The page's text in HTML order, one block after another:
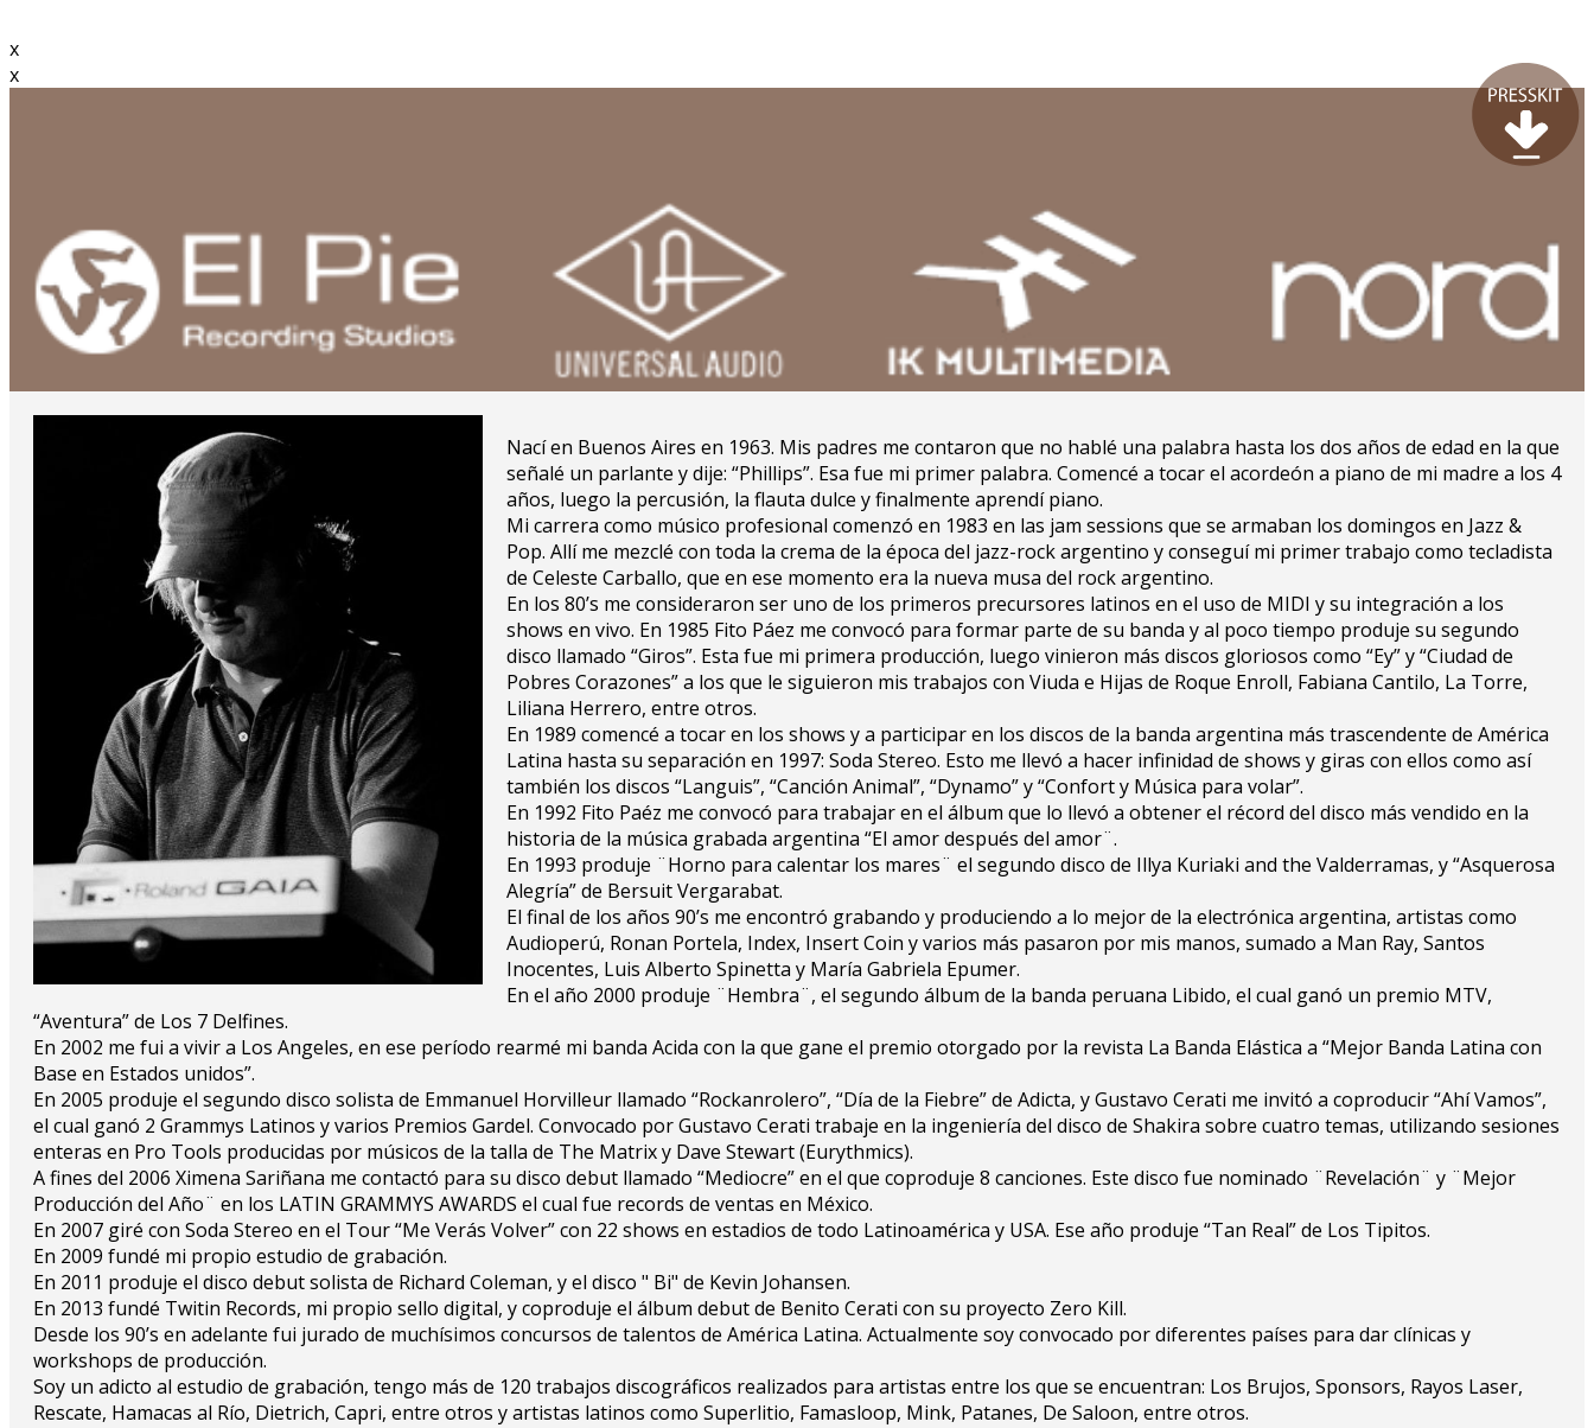
x
x
Nací en Buenos Aires en 1963. Mis padres me contaron que no hablé una palabra hasta los dos años de edad en la que
señalé un parlante y dije: “Phillips”. Esa fue mi primer palabra. Comencé a tocar el acordeón a piano de mi madre a los 4
años, luego la percusión, la flauta dulce y finalmente aprendí piano.
Mi carrera como músico profesional comenzó en 1983 en las jam sessions que se armaban los domingos en Jazz &
Pop. Allí me mezclé con toda la crema de la época del jazz-rock argentino y conseguí mi primer trabajo como tecladista
de Celeste Carballo, que en ese momento era la nueva musa del rock argentino.
En los 80’s me consideraron ser uno de los primeros precursores latinos en el uso de MIDI y su integración a los
shows en vivo. En 1985 Fito Páez me convocó para formar parte de su banda y al poco tiempo produje su segundo
disco llamado “Giros”. Esta fue mi primera producción, luego vinieron más discos gloriosos como “Ey” y “Ciudad de
Pobres Corazones” a los que le siguieron mis trabajos con Viuda e Hijas de Roque Enroll, Fabiana Cantilo, La Torre,
Liliana Herrero, entre otros.
En 1989 comencé a tocar en los shows y a participar en los discos de la banda argentina más trascendente de América
Latina hasta su separación en 1997: Soda Stereo. Esto me llevó a hacer infinidad de shows y giras con ellos como así
también los discos “Languis”, “Canción Animal”, “Dynamo” y “Confort y Música para volar”.
En 1992 Fito Paéz me convocó para trabajar en el álbum que lo llevó a obtener el récord del disco más vendido en la
historia de la música grabada argentina “El amor después del amor¨.
En 1993 produje ¨Horno para calentar los mares¨ el segundo disco de Illya Kuriaki and the Valderramas, y “Asquerosa
Alegría” de Bersuit Vergarabat.
El final de los años 90’s me encontró grabando y produciendo a lo mejor de la electrónica argentina, artistas como
Audioperú, Ronan Portela, Index, Insert Coin y varios más pasaron por mis manos, sumado a Man Ray, Santos
Inocentes, Luis Alberto Spinetta y María Gabriela Epumer.
En el año 2000 produje ¨Hembra¨, el segundo álbum de la banda peruana Libido, el cual ganó un premio MTV,
“Aventura” de Los 7 Delfines.
En 2002 me fui a vivir a Los Angeles, en ese período rearmé mi banda Acida con la que gane el premio otorgado por la revista La Banda Elástica a “Mejor Banda Latina con
Base en Estados unidos”.
En 2005 produje el segundo disco solista de Emmanuel Horvilleur llamado “Rockanrolero”, “Día de la Fiebre” de Adicta, y Gustavo Cerati me invitó a coproducir “Ahí Vamos”,
el cual ganó 2 Grammys Latinos y varios Premios Gardel. Convocado por Gustavo Cerati trabaje en la ingeniería del disco de Shakira sobre cuatro temas, utilizando sesiones
enteras en Pro Tools producidas por músicos de la talla de The Matrix y Dave Stewart (Eurythmics).
A fines del 2006 Ximena Sariñana me contactó para su disco debut llamado “Mediocre” en el que coproduje 8 canciones. Este disco fue nominado ¨Revelación¨ y ¨Mejor
Producción del Año¨ en los LATIN GRAMMYS AWARDS el cual fue records de ventas en México.
En 2007 giré con Soda Stereo en el Tour “Me Verás Volver” con 22 shows en estadios de todo Latinoamérica y USA. Ese año produje “Tan Real” de Los Tipitos.
En 2009 fundé mi propio estudio de grabación.
En 2011 produje el disco debut solista de Richard Coleman, y el disco " Bi" de Kevin Johansen.
En 2013 fundé Twitin Records, mi propio sello digital, y coproduje el álbum debut de Benito Cerati con su proyecto Zero Kill.
Desde los 90’s en adelante fui jurado de muchísimos concursos de talentos de América Latina. Actualmente soy convocado por diferentes países para dar clínicas y
workshops de producción.
Soy un adicto al estudio de grabación, tengo más de 120 trabajos discográficos realizados para artistas entre los que se encuentran: Los Brujos, Sponsors, Rayos Laser,
Rescate, Hamacas al Río, Dietrich, Capri, entre otros y artistas latinos como Superlitio, Famasloop, Mink, Patanes, De Saloon, entre otros.